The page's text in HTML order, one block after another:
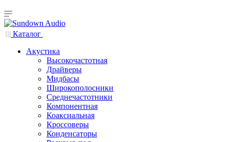
Каталог
Акустика
Высокочастотная
Драйверы
Мидбасы
Широкополосники
Среднечастотники
Компонентная
Коаксиальная
Кроссоверы
Конденсаторы